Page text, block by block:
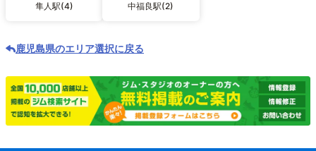
隼人駅(4) 中福良駅(2)
鹿児島県のエリア選択に戻る